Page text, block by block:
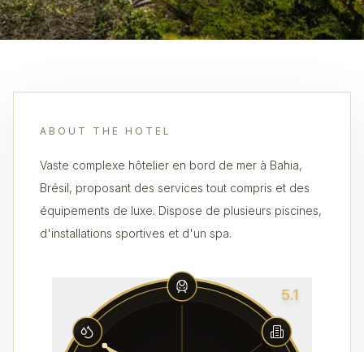
ABOUT THE HOTEL
Vaste complexe hôtelier en bord de mer à Bahia,
Brésil, proposant des services tout compris et des
équipements de luxe. Dispose de plusieurs piscines,
d'installations sportives et d'un spa.
5.1